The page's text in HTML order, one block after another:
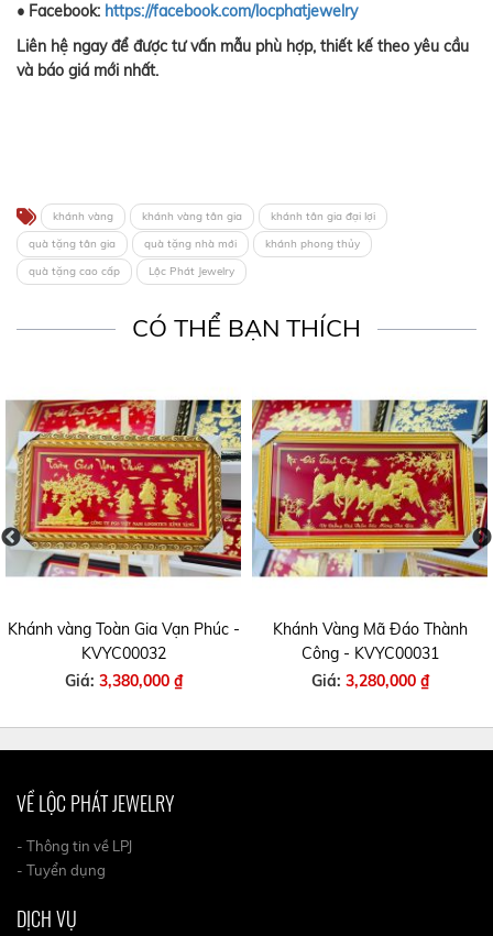
• Facebook: https://facebook.com/locphatjewelry
Liên hệ ngay để được tư vấn mẫu phù hợp, thiết kế theo yêu cầu
và báo giá mới nhất.
khánh vàng khánh vàng tân gia
khánh tân gia đại lợi
quà tặng tân gia
quà tặng nhà mới
khánh phong thủy
quà tặng cao cấp
Lộc Phát Jewelry
CÓ THỂ BẠN THÍCH
Khánh vàng Toàn Gia Vạn Phúc -
KVYC00032
Giá: 3,380,000 ₫
Khánh Vàng Mã Đáo Thành
Công - KVYC00031
Giá: 3,280,000 ₫
VỀ LỘC PHÁT JEWELRY
- Thông tin về LPJ
- Tuyển dụng
DỊCH VỤ